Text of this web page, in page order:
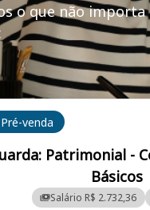
o que não importa
Pré-venda
Patrimonial -
Básicos
Salário R$ 2.732,36